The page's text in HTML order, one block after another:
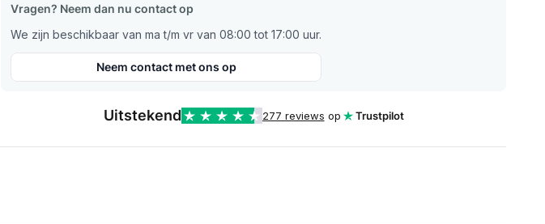
Vragen? Neem dan nu contact op
We zijn beschikbaar van ma t/m vr van 08:00 tot 17:00 uur.
Neem contact met ons op
Uitstekend 277 reviews op Trustpilot